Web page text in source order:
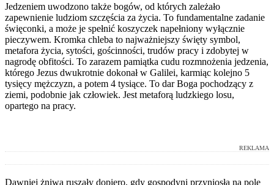
Jedzeniem uwodzono także bogów, od których zależało
zapewnienie ludziom szczęścia za życia. To fundamentalne zadanie
święconki, a może je spełnić koszyczek napełniony wyłącznie
pieczywem. Kromka chleba to najważniejszy święty symbol,
metafora życia, sytości, gościnności, trudów pracy i zdobytej w
nagrodę obfitości. To zarazem pamiątka cudu rozmnożenia jedzenia,
którego Jezus dwukrotnie dokonał w Galilei, karmiąc kolejno 5
tysięcy mężczyzn, a potem 4 tysiące. To dar Boga pochodzący z
ziemi, podobnie jak człowiek. Jest metaforą ludzkiego losu,
opartego na pracy.
REKLAMA
Dawniej żniwa ruszały dopiero, gdy gospodyni przyniosła na pole